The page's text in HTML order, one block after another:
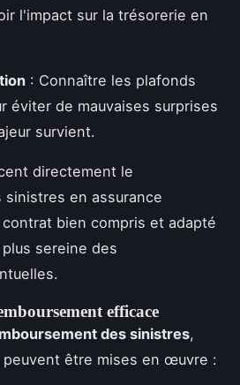
l'impact sur la trésorerie en
: Connaître les plafonds
éviter de mauvaises surprises
survient.
directement le
sinistres en assurance
bien compris et adapté
sereine des
efficace
des sinistres,
être mises en œuvre :